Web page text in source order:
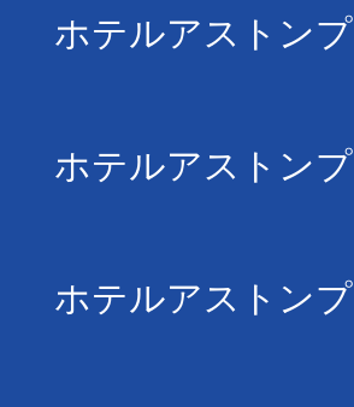
ホテルアストン
ホテルアストン
ホテルアストン